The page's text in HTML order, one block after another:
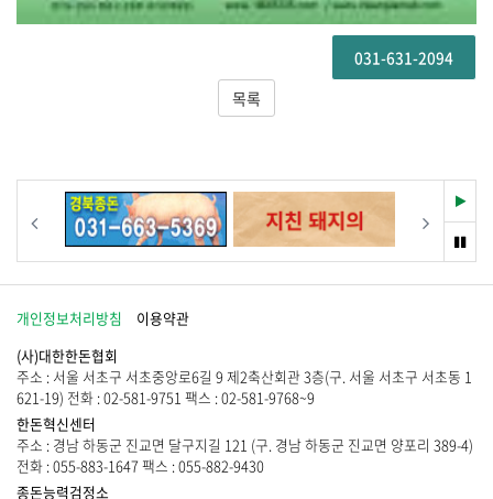
031-631-2094
목록
재
생
멈
춤
개인정보처리방침
이용약관
(사)대한한돈협회
주소 : 서울 서초구 서초중앙로6길 9 제2축산회관 3층(구. 서울 서초구 서초동 1
621-19) 전화 : 02-581-9751 팩스 : 02-581-9768~9
한돈혁신센터
주소 : 경남 하동군 진교면 달구지길 121 (구. 경남 하동군 진교면 양포리 389-4)
전화 : 055-883-1647 팩스 : 055-882-9430
종돈능력검정소